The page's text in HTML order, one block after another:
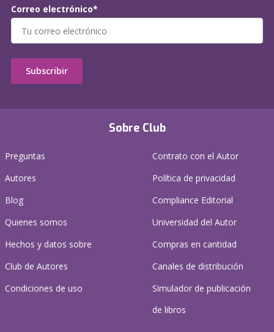
Sobre Club
Preguntas
Autores
Blog
Quienes somos
Hechos y datos sobre
Club de Autores
Condiciones de uso
Contrato con el Autor
Política de privacidad
Compliance Editorial
Universidad del Autor
Compras en cantidad
Canales de distribución
Simulador de publicación
de libros
Correo electrónico*
Subscribir